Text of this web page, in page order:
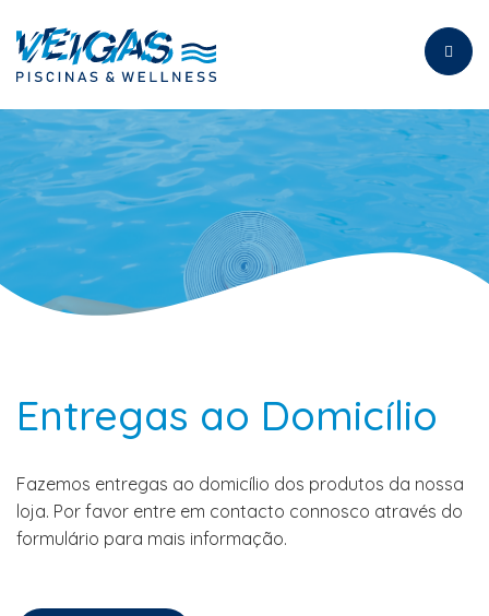
Entregas ao Domicílio
Fazemos entregas ao domicílio dos produtos da nossa
loja. Por favor entre em contacto connosco através do
formulário para mais informação.